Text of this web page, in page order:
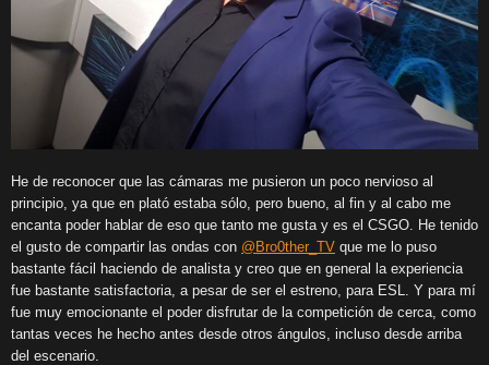
He de reconocer que las cámaras me pusieron un poco nervioso al
principio, ya que en plató estaba sólo, pero bueno, al fin y al cabo me
encanta poder hablar de eso que tanto me gusta y es el CSGO. He tenido
el gusto de compartir las ondas con @Bro0ther_TV que me lo puso
bastante fácil haciendo de analista y creo que en general la experiencia
fue bastante satisfactoria, a pesar de ser el estreno, para ESL. Y para mí
fue muy emocionante el poder disfrutar de la competición de cerca, como
tantas veces he hecho antes desde otros ángulos, incluso desde arriba
del escenario.